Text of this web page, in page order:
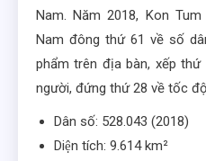
Nam. Năm 2018, Kon
Nam đông thứ 61 về số
phẩm trên địa bàn, xếp thứ
người, đứng thứ 28 về tốc
Dân số: 528.043 (2018)
Diện tích: 9.614 km²